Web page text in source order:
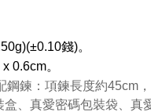
錢)。
0.6cm。
鋼鍊：項鍊長度約45cm
盒、真愛密碼包裝袋、真